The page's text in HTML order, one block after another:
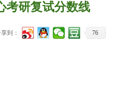
考研复试分数线
到： 76